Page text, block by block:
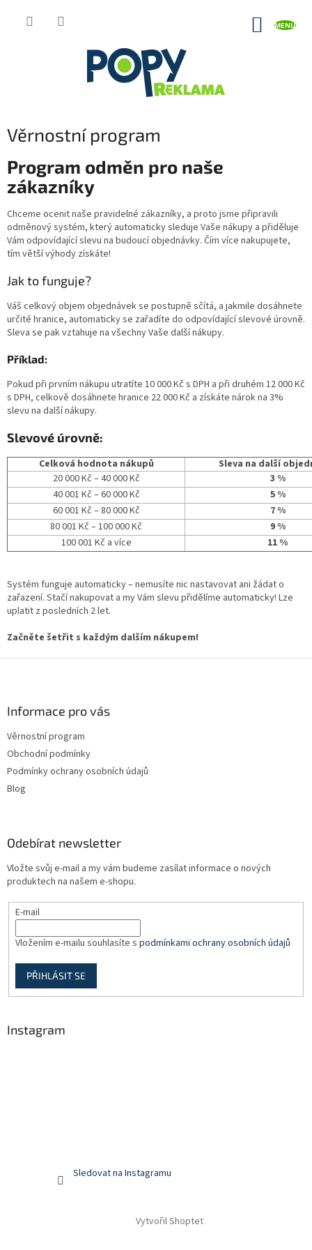
Věrnostní program
Program odměn pro naše
zákazníky
Chceme ocenit naše pravidelné zákazníky, a proto jsme připravili
odměnový systém, který automaticky sleduje Vaše nákupy a přiděluje
Vám odpovídající slevu na budoucí objednávky. Čím více nakupujete,
tím větší výhody získáte!
Jak to funguje?
Váš celkový objem objednávek se postupně sčítá, a jakmile dosáhnete
určité hranice, automaticky se zařadíte do odpovídající slevové úrovně.
Sleva se pak vztahuje na všechny Vaše další nákupy.
Příklad:
Pokud při prvním nákupu utratíte 10 000 Kč s DPH a při druhém 12 000 Kč
s DPH, celkově dosáhnete hranice 22 000 Kč a získáte nárok na 3%
slevu na další nákupy.
Slevové úrovně:
Celková hodnota nákupů
Sleva na další
20 000 Kč – 40 000 Kč
3 %
40 001 Kč – 60 000 Kč
5 %
60 001 Kč – 80 000 Kč
7 %
80 001 Kč – 100 000 Kč
9 %
100 001 Kč a více
11 %
Systém funguje automaticky – nemusíte nic nastavovat ani žádat o
zařazení. Stačí nakupovat a my Vám slevu přidělíme automaticky! Lze
uplatit z posledních 2 let.
Začněte šetřit s každým dalším nákupem!
Informace pro vás
Věrnostní program
Obchodní podmínky
Podmínky ochrany osobních údajů
Blog
Odebírat newsletter
Vložte svůj e-mail a my vám budeme zasílat informace o nových
produktech na našem e-shopu.
E-mail
Vložením e-mailu souhlasíte s podmínkami ochrany osobních údajů
PŘIHLÁSIT SE
Instagram
Sledovat na Instagramu
Vytvořil Shoptet